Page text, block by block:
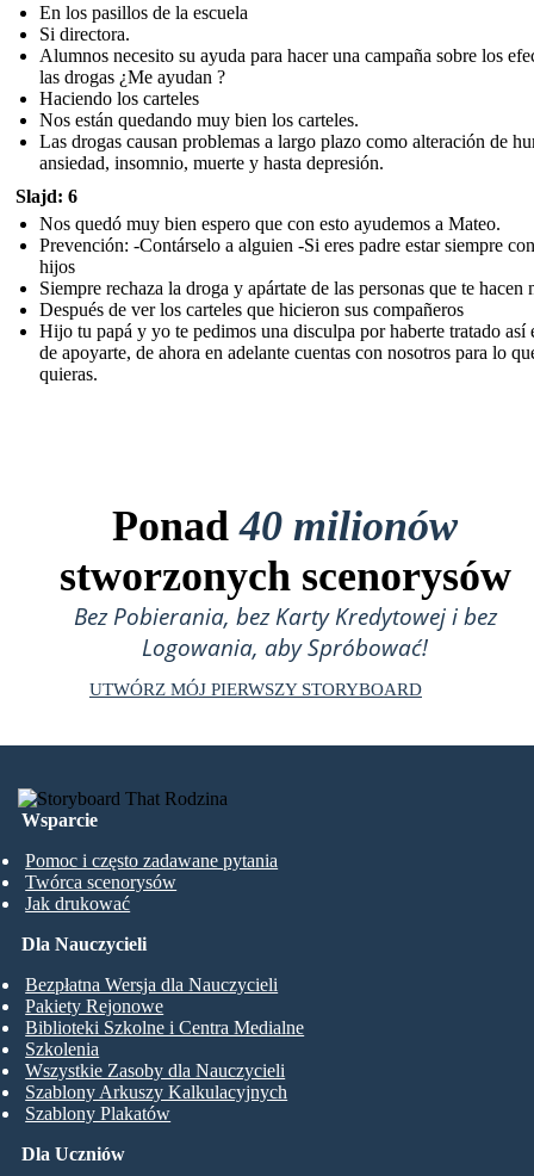
En los pasillos de la escuela
Si directora.
Alumnos necesito su ayuda para hacer una campaña sobre los
las drogas ¿Me ayudan ?
Haciendo los carteles
Nos están quedando muy bien los carteles.
Las drogas causan problemas a largo plazo como alteración de
ansiedad, insomnio, muerte y hasta depresión.
Slajd: 6
Nos quedó muy bien espero que con esto ayudemos a Mateo.
Prevención: -Contárselo a alguien -Si eres padre estar siempre
hijos
Siempre rechaza la droga y apártate de las personas que te hacen
Después de ver los carteles que hicieron sus compañeros
Hijo tu papá y yo te pedimos una disculpa por haberte tratado así
de apoyarte, de ahora en adelante cuentas con nosotros para lo
quieras.
Ponad40 milionów
stworzonych scenorysów
Bez Pobierania, bez Karty Kredytowej i bez
Logowania, aby Spróbować!
UTWÓRZ MÓJ PIERWSZY STORYBOARD
Wsparcie
Pomoc i często zadawane pytania
Twórca scenorysów
Jak drukować
Dla Uczniów
Dla Nauczycieli
Bezpłatna Wersja dla Nauczycieli
Pakiety Rejonowe
Biblioteki Szkolne i Centra Medialne
Szkolenia
Wszystkie Zasoby dla Nauczycieli
Szablony Arkuszy Kalkulacyjnych
Szablony Plakatów